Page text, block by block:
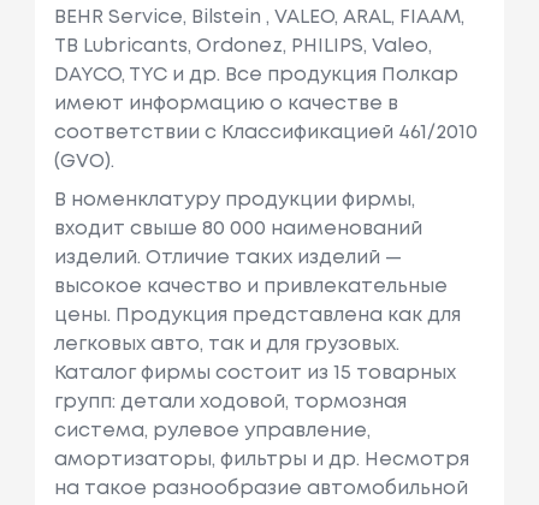
BEHR Service, Bilstein , VALEO, ARAL, FIAAM,
TB Lubricants, Ordonez, PHILIPS, Valeo,
DAYCO, TYC и др. Все продукция Полкар
имеют информацию о качестве в
соответствии с Классификацией 461/2010
(GVO).
В номенклатуру продукции фирмы,
входит свыше 80 000 наименований
изделий. Отличие таких изделий —
высокое качество и привлекательные
цены. Продукция представлена как для
легковых авто, так и для грузовых.
Каталог фирмы состоит из 15 товарных
групп: детали ходовой, тормозная
система, рулевое управление,
амортизаторы, фильтры и др. Несмотря
на такое разнообразие автомобильной